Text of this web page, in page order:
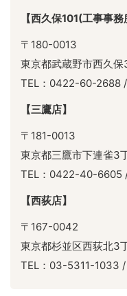
【西久保101(工事事務
〒180-0013
東京都武蔵野市西久保
TEL：0422-60-2688
【三鷹店】
〒181-0013
東京都三鷹市下連雀3
TEL：0422-40-6605
【西荻店】
〒167-0042
東京都杉並区西荻北3
TEL：03-5311-1033